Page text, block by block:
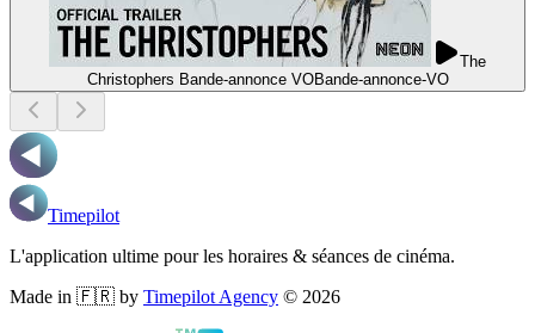
The
Christophers Bande-annonce VOBande-annonce-VO
Timepilot
L'application ultime pour les horaires & séances de cinéma.
Made in 🇫🇷 by Timepilot Agency © 2026